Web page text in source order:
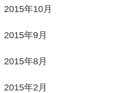
2015年10月
2015年9月
2015年8月
2015年2月